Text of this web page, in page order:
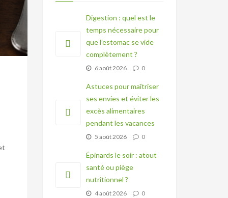
Digestion : quel est le
temps nécessaire pour
que l’estomac se vide
complètement ?
6 août 2026 0
Astuces pour maîtriser
ses envies et éviter les
excès alimentaires
pendant les vacances
5 août 2026 0
Épinards le soir : atout
santé ou piège
nutritionnel ?
4 août 2026 0